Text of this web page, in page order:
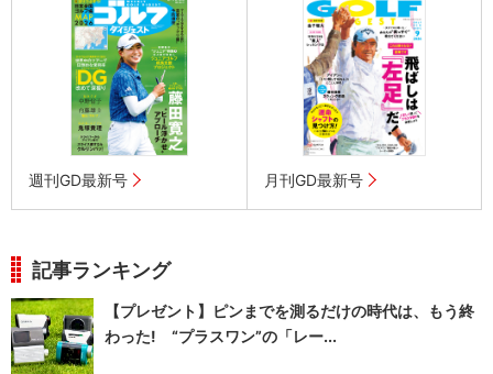
週刊GD最新号 月刊GD最新号
記事ランキング
【プレゼント】ピンまでを測るだけの時代は、もう終
わった! “プラスワン”の「レー...